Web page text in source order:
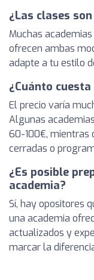
¿Las clases
Muchas
ofrecen ambas
adapte a tu estilo
¿Cuánto
El precio varía
Algunas
60-100€, mientras
cerradas o
¿Es posible
academia?
Sí, hay opositores
una academia
actualizados y
marcar la